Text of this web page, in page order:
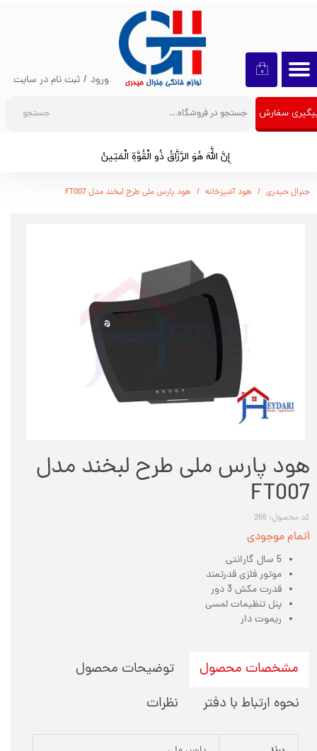
جستجو
۰
ورود / ثبت نام در سایت
تغییر گذر واژه
سفارشات
خروج از حساب کاربری
سفارش
إِنَّ اللَّهَ هُوَ الرَّزَّاقُ ذُو الْقُوَّةِ الْمَتِينُ​​​​​​​
جنرال حیدری هود آشپزخانه هود پارس ملی طرح لبخند مدل FT007
هود پارس ملی طرح لبخند مدل
FT007
کد محصول: 266
اتمام موجودی
5 سال گارانتی
موتور فلزی قدرتمند
قدرت مکش 3 دور
پنل تنظیمات لمسی
ریموت دار
مشخصات محصول
توضیحات محصول
نحوه ارتباط با دفتر
نظرات